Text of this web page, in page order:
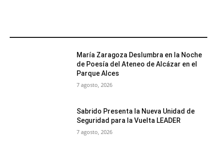
María Zaragoza Deslumbra en la Noche
de Poesía del Ateneo de Alcázar en el
Parque Alces
7 agosto, 2026
Sabrido Presenta la Nueva Unidad de
Seguridad para la Vuelta LEADER
7 agosto, 2026